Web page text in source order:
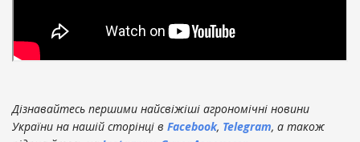
Дізнавайтесь першими найсвіжіші агрономічні новини
України на нашій сторінці в Facebook, Telegram, а також